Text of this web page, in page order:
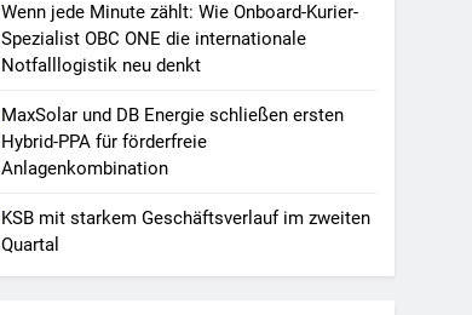
Wenn jede Minute zählt: Wie Onboard-Kurier-
Spezialist OBC ONE die internationale
Notfalllogistik neu denkt
MaxSolar und DB Energie schließen ersten
Hybrid-PPA für förderfreie
Anlagenkombination
KSB mit starkem Geschäftsverlauf im zweiten
Quartal